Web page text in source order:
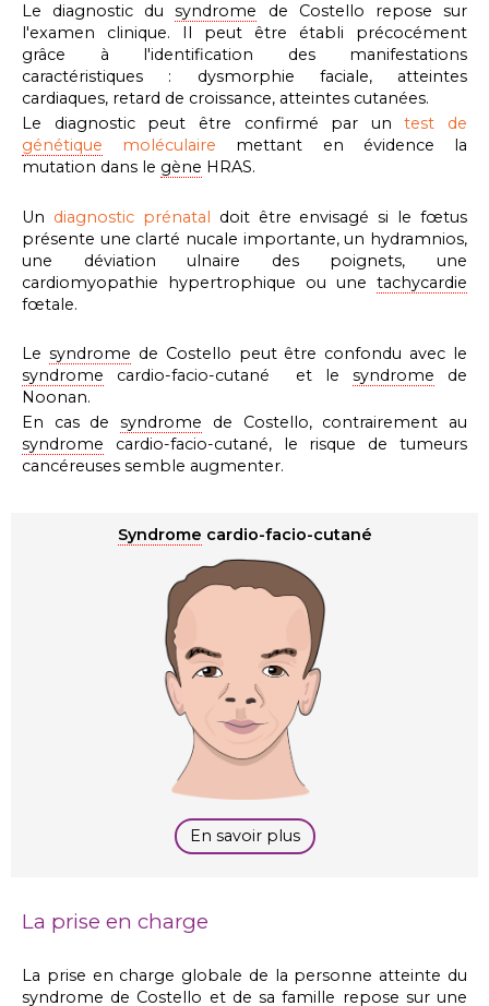
Le diagnostic dusyndrome de Costello repose sur
l'examen clinique. Il peut être établi précocément
grâce à l'identification des manifestations
caractéristiques : dysmorphie faciale, atteintes
cardiaques, retard de croissance, atteintes cutanées.
Le diagnostic peut être confirmé par untest de
génétique moléculaire mettant en évidence la
mutation dans le gène HRAS.
Un diagnostic prénatal doit être envisagé si le fœtus
présente une clarté nucale importante, un hydramnios,
une déviation ulnaire des poignets, une
cardiomyopathie hypertrophique ou une tachycardie
fœtale.
Le syndrome de Costello peut être confondu avec le
syndrome cardio-facio-cutané et le syndrome de
Noonan.
En cas desyndrome de Costello, contrairement au
syndrome cardio-facio-cutané, le risque de tumeurs
cancéreuses semble augmenter.
Syndrome cardio-facio-cutané
En savoir plus
La prise en charge
La prise en charge globale de la personne atteinte du
syndrome de Costello et de sa famille repose sur une